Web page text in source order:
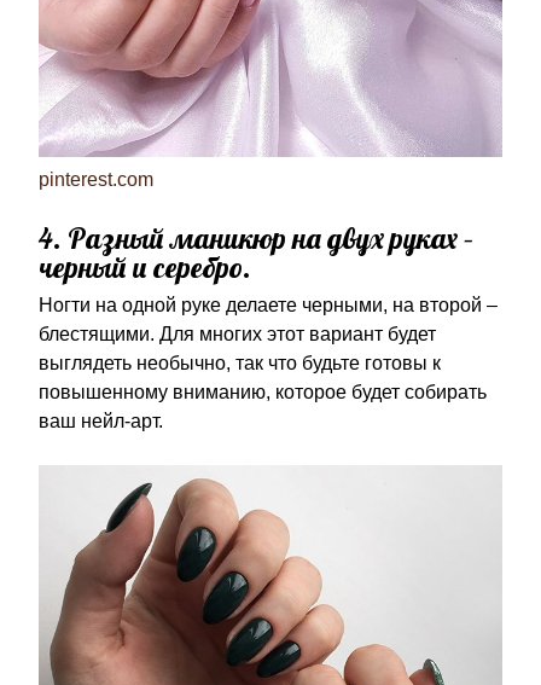
pinterest.com
4. Разный маникюр на двух руках –
черный и серебро.
Ногти на одной руке делаете черными, на второй –
блестящими. Для многих этот вариант будет
выглядеть необычно, так что будьте готовы к
повышенному вниманию, которое будет собирать
ваш нейл-арт.